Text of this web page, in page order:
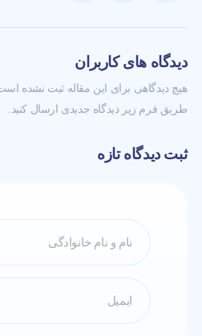
دیدگاه های کاربران
هیچ دیدگاهی برای این مقاله ثبت نشده
طریق فرم زیر دیدگاه جدیدی ارسال کنید.
ثبت دیدگاه تازه